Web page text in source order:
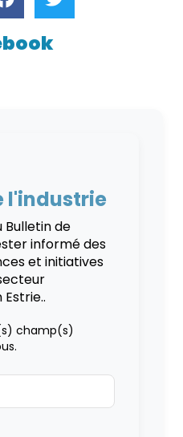
l'industrie
Bulletin de
informé des
et initiatives
champ(s)